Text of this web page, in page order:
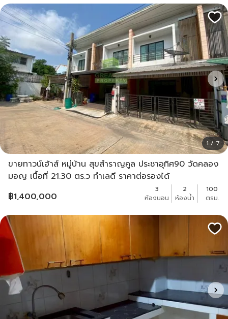
1 / 7
ขายทาวน์เฮ้าส์ หมู่บ้าน สุขสำราญคูล ประชาอุทิศ90 วัดคลอง
มอญ เนื้อที่ 21.30 ตร.ว ทำเลดี ราคาต่อรองได้
฿1,400,000
3
ห้องนอน
2
ห้องน้ำ
100
ตรม.